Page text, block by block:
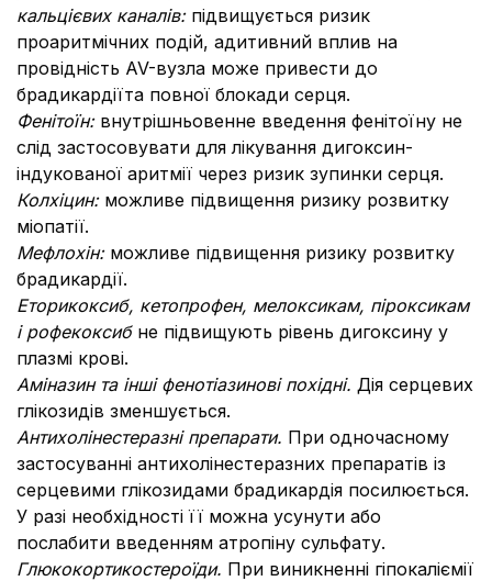
кальцієвих каналів: підвищується ризик
проаритмічних подій, адитивний вплив на
провідність AV-вузла може привести до
брадикардіїта повної блокади серця.
Фенітоїн: внутрішньовенне введення фенітоїну не
слід застосовувати для лікування дигоксин-
індукованої аритмії через ризик зупинки серця.
Колхіцин: можливе підвищення ризику розвитку
міопатії.
Мефлохін: можливе підвищення ризику розвитку
брадикардії.
Еторикоксиб, кетопрофен, мелоксикам, піроксикам
і рофекоксибне підвищують рівень дигоксину у
плазмі крові.
Аміназин та інші фенотіазинові похідні. Дія серцевих
глікозидів зменшується.
Антихолінестеразні препарати. При одночасному
застосуванні антихолінестеразних препаратів із
серцевими глікозидами брадикардія посилюється.
У разі необхідності її можна усунути або
послабити введенням атропіну сульфату.
Глюкокортикостероїди. При виникненні гіпокаліємії